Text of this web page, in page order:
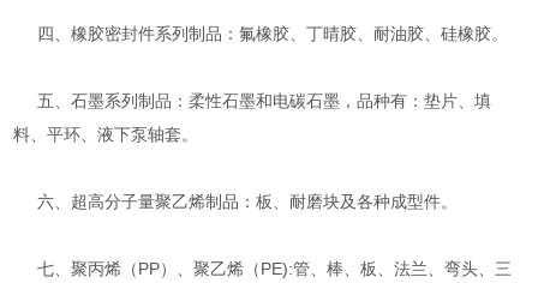
四、橡胶密封件系列制品：氟橡胶、丁晴胶、耐油胶、硅橡胶。
五、石墨系列制品：柔性石墨和电碳石墨，品种有：垫片、填
料、平环、液下泵轴套。
六、超高分子量聚乙烯制品：板、耐磨块及各种成型件。
七、聚丙烯（PP）、聚乙烯（PE):管、棒、板、法兰、弯头、三